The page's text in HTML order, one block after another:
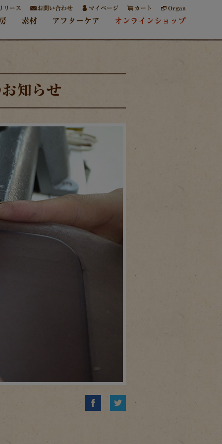
リース お問い合わせ マイページ カート Organ
素材 アフターケア オンラインショップ
知らせ